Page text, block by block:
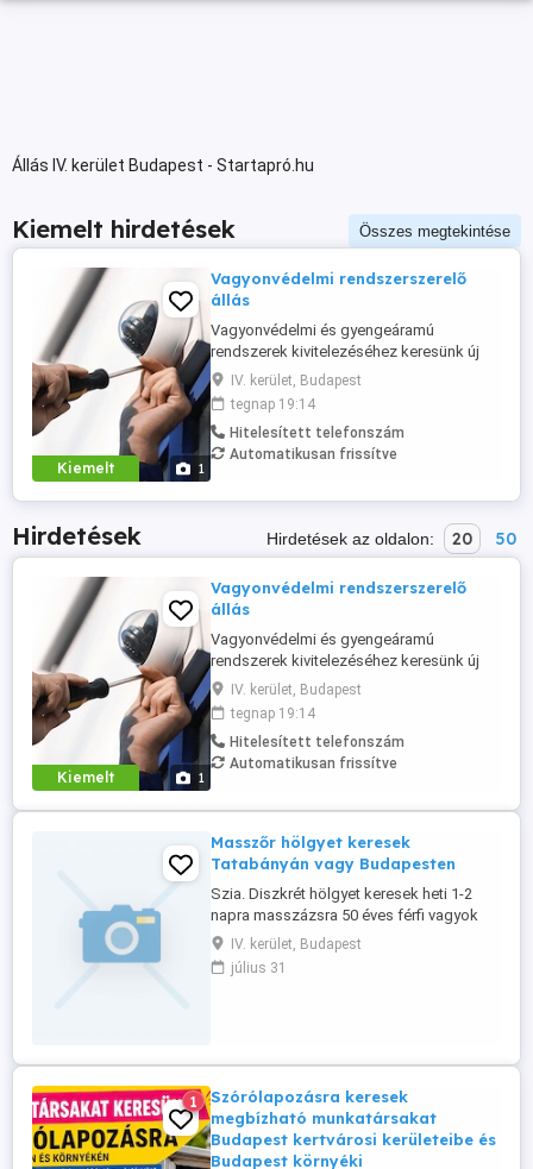
Állás IV. kerület Budapest - Startapró.hu
Kiemelt hirdetések Összes megtekintése
Kiemelt 1
Vagyonvédelmi rendszerszerelő
állás
Vagyonvédelmi és gyengeáramú
rendszerek kivitelezéséhez keresünk új
munkatársat Budapesten és országos
projekteken. Olyan szakembert várunk, aki
igényes a munkájára, műszaki
szemlélettel dolgozik, és fontos számára
a precíz, üzembiztos kivitelezés.
riasztórendszerek, ...
IV. kerület, Budapest
tegnap 19:14
Hitelesített telefonszám
Automatikusan frissítve
Hirdetések Hirdetések az oldalon: 20 50
Kiemelt 1
Vagyonvédelmi rendszerszerelő
állás
Vagyonvédelmi és gyengeáramú
rendszerek kivitelezéséhez keresünk új
munkatársat Budapesten és országos
projekteken. Olyan szakembert várunk, aki
igényes a munkájára, műszaki
szemlélettel dolgozik, és fontos számára
a precíz, üzembiztos kivitelezés.
riasztórendszerek, ...
IV. kerület, Budapest
tegnap 19:14
Hitelesített telefonszám
Automatikusan frissítve
Masszőr hölgyet keresek
Tatabányán vagy Budapesten
Szia. Diszkrét hölgyet keresek heti 1-2
napra masszázsra 50 éves férfi vagyok
IV. kerület, Budapest
július 31
1
Szórólapozásra keresek
megbízható munkatársakat
Budapest kertvárosi kerületeibe és
Budapest környéki